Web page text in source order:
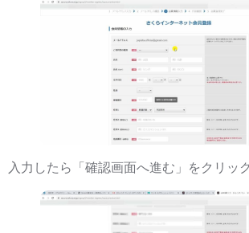
入力したら「確認画面へ進む」をクリッ